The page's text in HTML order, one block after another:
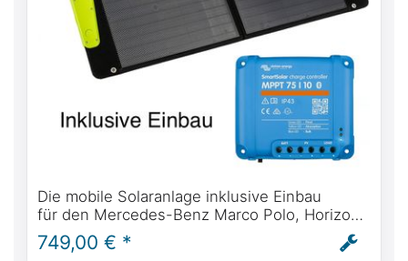
Die mobile Solaranlage inklusive Einbau
für den Mercedes-Benz Marco Polo, Horizon,
Activity, Viano ab BJ2004. Autark Solarstrom
für Ihren Campervan
749,00 € *